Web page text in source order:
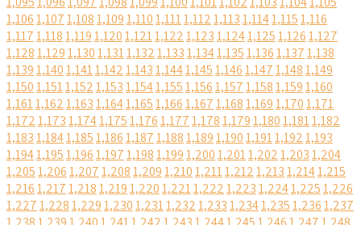
1,1061,1071,1081,1091,1101,1111,1121,1131,1141,1151,116
1,1171,1181,1191,1201,1211,1221,1231,1241,1251,1261,127
1,1281,1291,1301,1311,1321,1331,1341,1351,1361,1371,138
1,1391,1401,1411,1421,1431,1441,1451,1461,1471,1481,149
1,1501,1511,1521,1531,1541,1551,1561,1571,1581,1591,160
1,1611,1621,1631,1641,1651,1661,1671,1681,1691,1701,171
1,1721,1731,1741,1751,1761,1771,1781,1791,1801,1811,182
1,1831,1841,1851,1861,1871,1881,1891,1901,1911,1921,193
1,1941,1951,1961,1971,1981,1991,2001,2011,2021,2031,204
1,2051,2061,2071,2081,2091,2101,2111,2121,2131,2141,215
1,2161,2171,2181,2191,2201,2211,2221,2231,2241,2251,226
1,2271,2281,2291,2301,2311,2321,2331,2341,2351,2361,237